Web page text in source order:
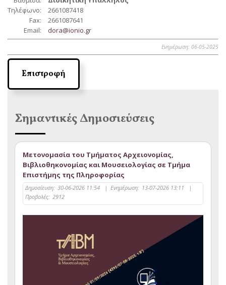
Τηλέφωνο:
2661087418
Fax:
2661087641
Email:
dora@ionio.gr
Ενημέρωση: 06-05-2025
Επιστροφή
Σημαντικές Δημοσιεύσεις
Μετονομασία του Τμήματος Αρχειονομίας,
Βιβλιοθηκονομίας και Μουσειολογίας σε Τμήμα
Επιστήμης της Πληροφορίας
Δημοσίευση: 30-06-2026 11:54 | Ενημέρωση: 13-07-2026 13:11
|
Προβολές: 2912